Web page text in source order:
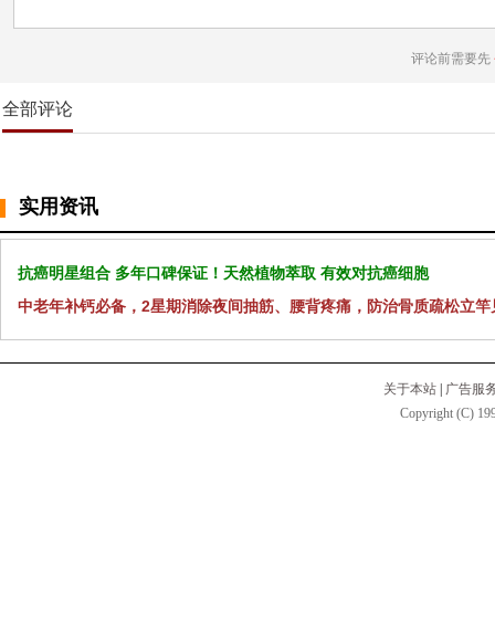
评论前需要先
全部评论
实用资讯
抗癌明星组合 多年口碑保证！天然植物萃取 有效对抗癌细胞
中老年补钙必备，2星期消除夜间抽筋、腰背疼痛，防治骨质疏松立竿
关于本站
广告服
Copyright (C)